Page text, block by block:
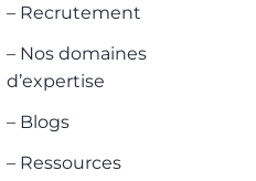
– Recrutement
– Nos domaines
d’expertise
– Blogs
– Ressources